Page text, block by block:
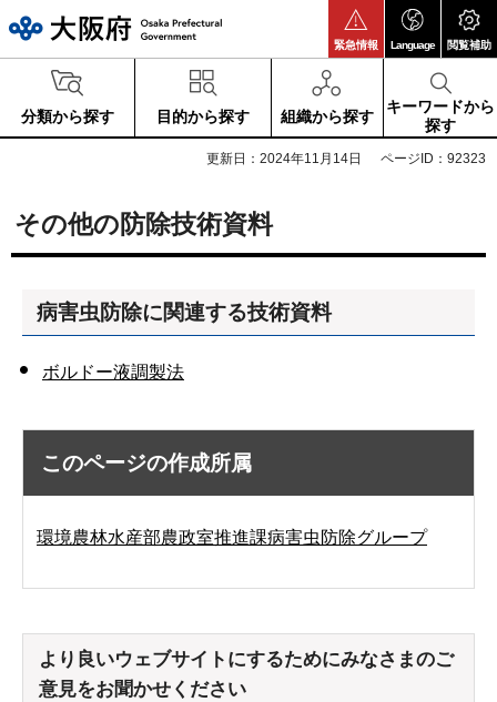
緊急情報 Language 閲覧補助
分類から探す 目的から探す 組織から探す
キーワードから
探す
更新日：2024年11月14日 ページID：92323
その他の防除技術資料
病害虫防除に関連する技術資料
ボルドー液調製法
このページの作成所属
環境農林水産部農政室推進課病害虫防除グループ
より良いウェブサイトにするためにみなさまのご
意見をお聞かせください